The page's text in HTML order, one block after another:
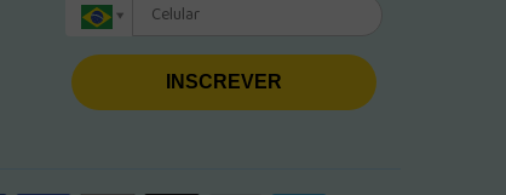
INSCREVER